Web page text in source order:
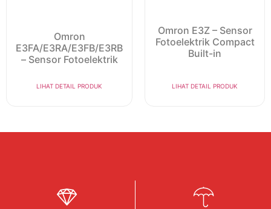
Omron
E3FA/E3RA/E3FB/E3RB
– Sensor Fotoelektrik
LIHAT DETAIL PRODUK
Omron E3Z – Sensor
Fotoelektrik Compact
Built-in
LIHAT DETAIL PRODUK